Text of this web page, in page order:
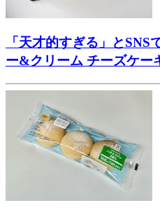
「天才的すぎる」と
ー&クリーム チーズケー